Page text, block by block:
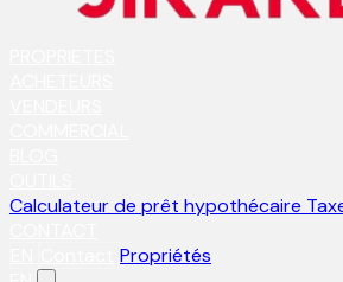
Calculateur de prêt hypothécaire
Propriétés